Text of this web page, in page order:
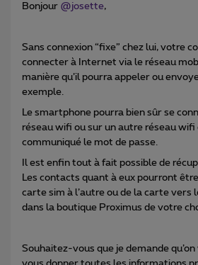
Bonjour @josette,
Sans connexion “fixe” chez lui, votre
connecter à Internet via le réseau
manière qu’il pourra appeler ou
exemple.
Le smartphone pourra bien sûr se
réseau wifi ou sur un autre réseau wifi
communiqué le mot de passe.
Il est enfin tout à fait possible de
Les contacts quant à eux pourront
carte sim à l’autre ou de la carte vers
dans la boutique Proximus de votre
Souhaitez-vous que je demande